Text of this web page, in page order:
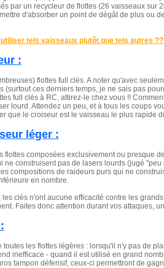
par un recycleur de flottes (26 vaisseaux
d'absorber un point de dégât de plus
tels vaisseaux plutôt que tels autres ??
:
flottes full clés. A noter qu'avec
(surtout ces derniers temps, je ne sais pas
full clés à RC, attirez-le chez vous !!
lourd. Attendez un peu, et à tous les coups
que le croiseur est le vaisseau le plus rapide
léger :
flottes composées exclusivement ou presque
ne construisent pas de lasers lourds (jugé
compositions de raideurs purs qui ne
en nombre.
clés n'ont aucune efficacité contre les
Faites donc attention durant vos attaques,
les flottes légères : lorsqu'il n'y pas de
inefficace - quand il est utilisé en grand
tampon défensif, ceux-ci permettront de